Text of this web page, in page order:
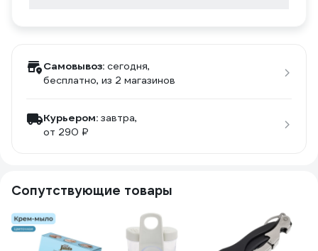
Самовывоз: сегодня,
бесплатно, из 2 магазинов
Курьером: завтра,
от 290 ₽
Сопутствующие товары